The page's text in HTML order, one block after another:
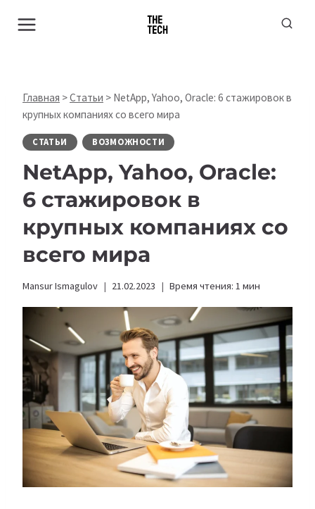
Главная >Статьи > NetApp, Yahoo, Oracle: 6 стажировок в
крупных компаниях со всего мира
СТАТЬИ ВОЗМОЖНОСТИ
NetApp, Yahoo, Oracle:
6 стажировок в
крупных компаниях со
всего мира
Mansur Ismagulov 21.02.2023 Время чтения: 1 мин